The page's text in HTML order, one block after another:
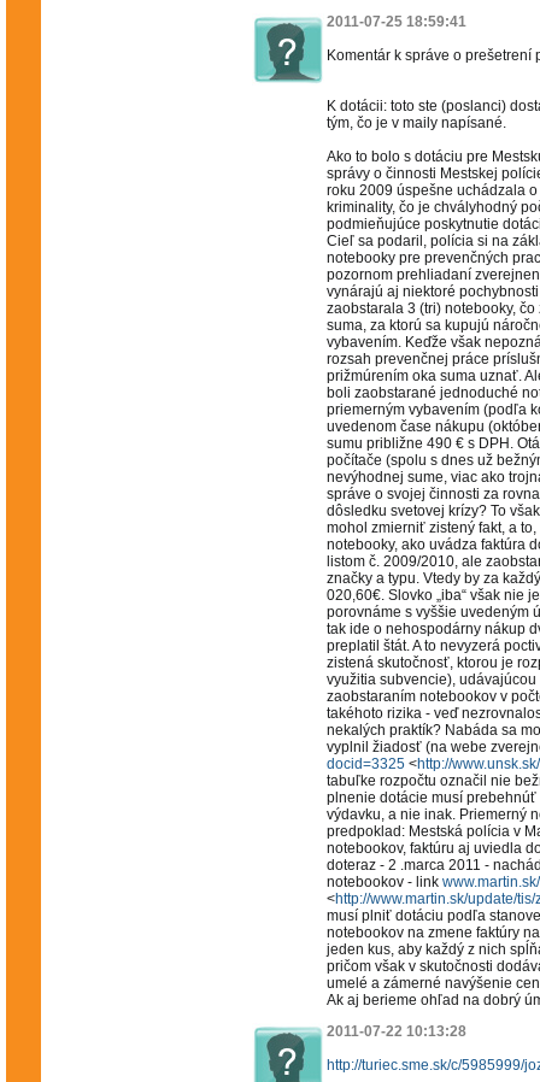
2011-07-25 18:59:41
Komentár k správe o prešetrení
K dotácii: toto ste (poslanci)
tým, čo je v maily napísané.
Ako to bolo s dotáciu pre
správy o činnosti Mestskej
roku 2009 úspešne uchádzala
kriminality, čo je chvályhodný
podmieňujúce poskytnutie
Cieľ sa podaril, polícia si na
notebooky pre prevenčných
pozornom prehliadaní
vynárajú aj niektoré
zaobstarala 3 (tri) notebooky,
suma, za ktorú sa kupujú
vybavením. Keďže však
rozsah prevenčnej práce
prižmúrením oka suma uznať.
boli zaobstarané jednoduché
priemerným vybavením (podľa
uvedenom čase nákupu
sumu približne 490 € s DPH.
počítače (spolu s dnes už
nevýhodnej sume, viac ako
správe o svojej činnosti za
dôsledku svetovej krízy? To
mohol zmierniť zistený fakt, a
notebooky, ako uvádza faktúra
listom č. 2009/2010, ale
značky a typu. Vtedy by za
020,60€. Slovko „iba“ však nie
porovnáme s vyššie uvedeným
tak ide o nehospodárny nákup
preplatil štát. A to nevyzerá
zistená skutočnosť, ktorou je
využitia subvencie),
zaobstaraním notebookov v
takéhoto rizika - veď
nekalých praktík? Nabáda sa
vyplnil žiadosť (na webe
docid=3325 <http://
tabuľke rozpočtu označil nie
plnenie dotácie musí
výdavku, a nie inak. Priemerný
predpoklad: Mestská polícia v
notebookov, faktúru aj uviedla
doteraz - 2 .marca 2011 -
notebookov - link
<http://www.martin.sk/update/
musí plniť dotáciu podľa
notebookov na zmene faktúry
jeden kus, aby každý z nich
pričom však v skutočnosti
umelé a zámerné navýšenie
Ak aj berieme ohľad na dobrý
2011-07-22 10:13:28
http://turiec.sme.sk/c/5985999/